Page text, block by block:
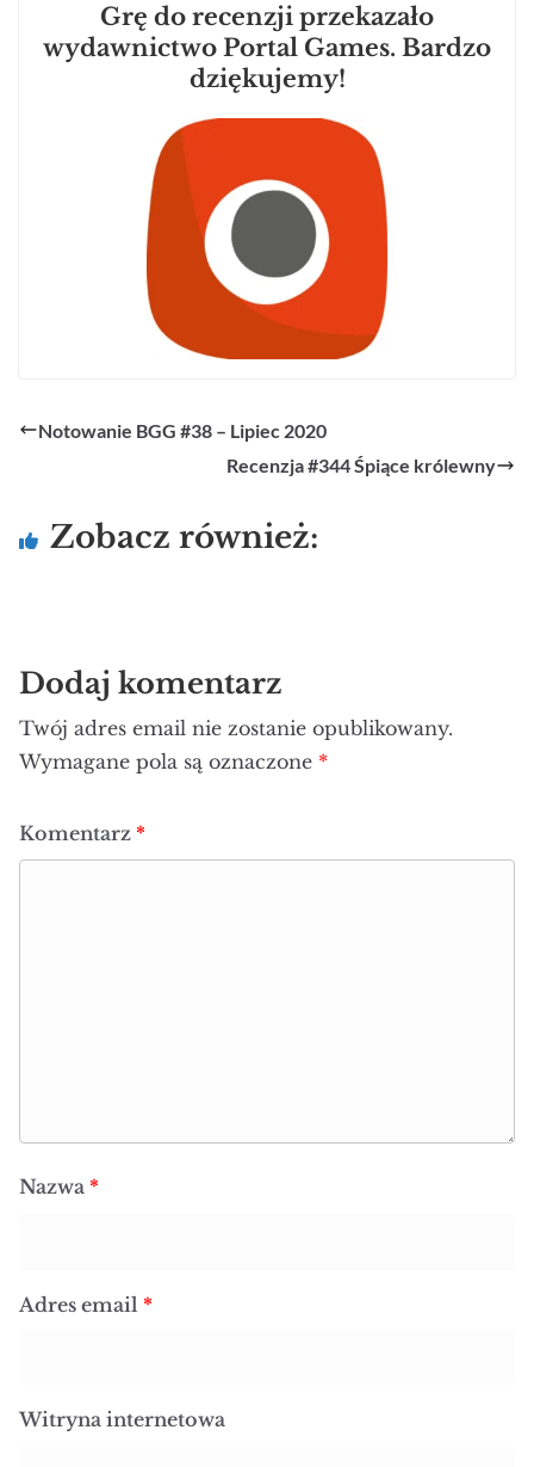
Grę do recenzji przekazało
wydawnictwo Portal Games. Bardzo
dziękujemy!
Notowanie BGG #38 – Lipiec 2020
Recenzja #344 Śpiące królewny
Zobacz również:
Dodaj komentarz
Twój adres email nie zostanie opublikowany.
Wymagane pola są oznaczone *
Komentarz *
Nazwa *
Adres email *
Witryna internetowa